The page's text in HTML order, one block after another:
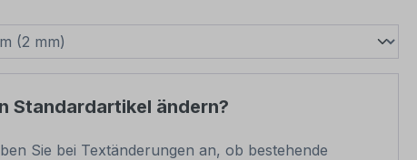
Standardartikel ändern?
Sie bei Textänderungen an, ob bestehende